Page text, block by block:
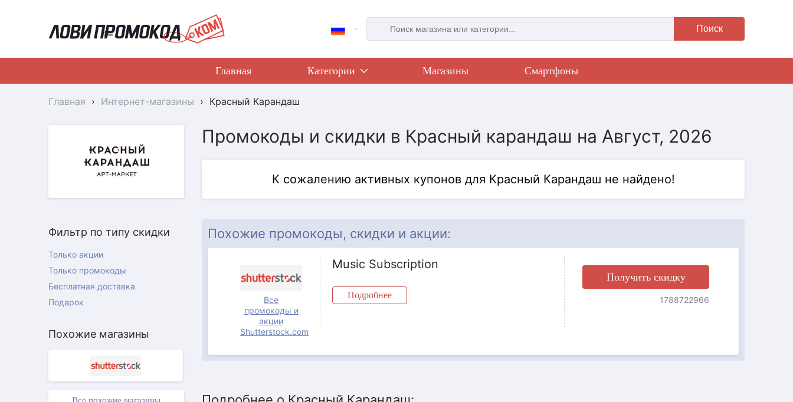
Поиск
Главная Категории Магазины Смартфоны
Главная › Интернет-магазины › Красный Карандаш
Промокоды и скидки в Красный карандаш на Август, 2026
Фильтр по типу скидки
Только акции
Только промокоды
Бесплатная доставка
Подарок
Похожие магазины
К сожалению активных купонов для Красный Карандаш не найдено!
Похожие промокоды, скидки и акции:
АКЦИЯ
Все
промокоды и
акции
Shutterstock.com
Music Subscription
Подробнее
Получить скидку
1788722966